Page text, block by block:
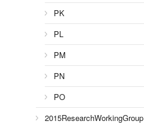
PK
PL
PM
PN
PO
2015ResearchWorkingGroup